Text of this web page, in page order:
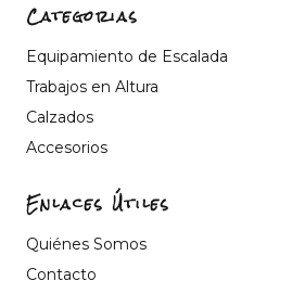
Categorias
Equipamiento de Escalada
Trabajos en Altura
Calzados
Accesorios
Enlaces Útiles
Quiénes Somos
Contacto